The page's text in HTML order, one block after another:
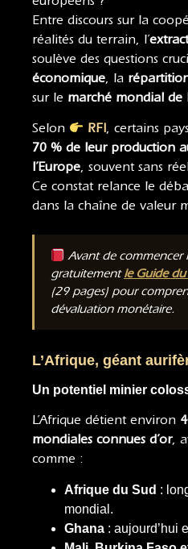
Entre discours sur la
réalités du terrain, l’
soulève des questions
économique, la
sur le marché mondial de
Selon RFI , certains
70 % de leur production
l’Europe, souvent sans
Ce constat relance le
dans la chaîne de valeur
Avant de
gratuitementle Guide
(29 pages) pour
dévaluation monétaire.
L’Afrique, géant
Un potentiel minier
L’Afrique détient environ
mondiales connues d’or,
comme :
Afrique du Sud :
mondial.
Ghana : aujourd’hui